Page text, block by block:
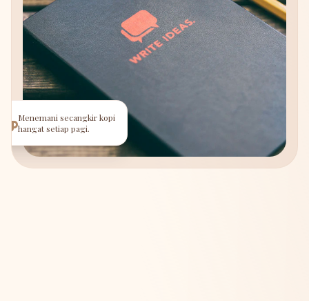
Menemani secangkir kopi
hangat setiap pagi.